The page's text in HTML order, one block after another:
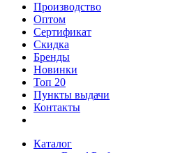
Производство
Оптом
Сертификат
Скидка
Бренды
Новинки
Топ 20
Пункты выдачи
Контакты
Каталог